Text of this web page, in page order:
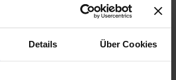
Details Über Cookies
von 222 cm bietet das
von 270 cm x 270 cm.